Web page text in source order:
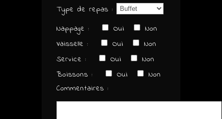
Type de repas :
Nappage :
Oui
Non
Vaisselle :
Oui
Non
Service :
Oui
Non
Boissons :
Oui
Non
Commentaires :